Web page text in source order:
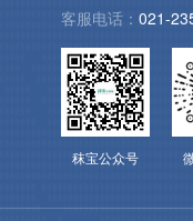
客服电话： 021-
秣宝公众号